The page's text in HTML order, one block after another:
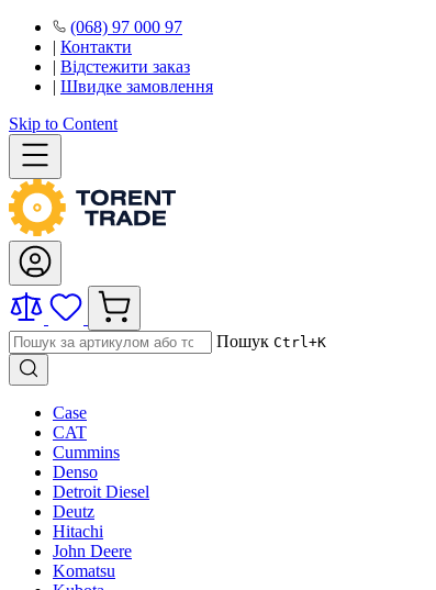
(068) 97 000 97
| Контакти
| Відстежити заказ
| Швидке замовлення
Skip to Content
Пошук Ctrl+K
Case
CAT
Cummins
Denso
Detroit Diesel
Deutz
Hitachi
John Deere
Komatsu